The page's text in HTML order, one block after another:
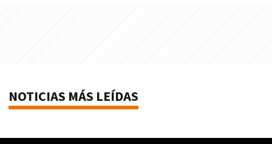
NOTICIAS MÁS LEÍDAS